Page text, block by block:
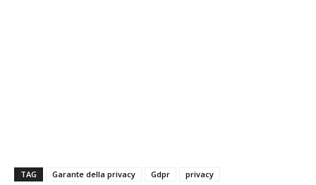
TAG Garante della privacy Gdpr privacy